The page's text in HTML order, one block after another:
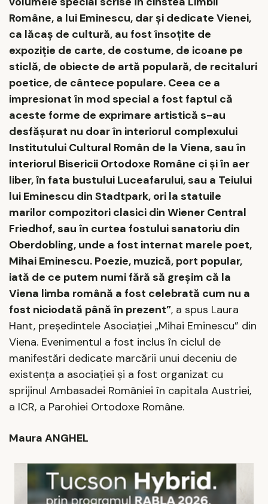
Române, a lui Eminescu, dar și dedicate Vienei,
ca lăcaș de cultură, au fost însoțite de
expoziție de carte, de costume, de icoane pe
sticlă, de obiecte de artă populară, de recitaluri
poetice, de cântece populare. Ceea ce a
impresionat în mod special a fost faptul că
aceste forme de exprimare artistică s-au
desfășurat nu doar în interiorul complexului
Institutului Cultural Român de la Viena, sau în
interiorul Bisericii Ortodoxe Române ci și în aer
liber, în fata bustului Luceafarului, sau a Teiului
lui Eminescu din Stadtpark, ori la statuile
marilor compozitori clasici din Wiener Central
Friedhof, sau în curtea fostului sanatoriu din
Oberdobling, unde a fost internat marele poet,
Mihai Eminescu. Poezie, muzică, port popular,
iată de ce putem numi fără să greșim că la
Viena limba română a fost celebrată cum nu a
fost niciodată până în prezent”, a spus Laura
Hant, președintele Asociației „Mihai Eminescu” din
Viena. Evenimentul a fost inclus în ciclul de
manifestări dedicate marcării unui deceniu de
existența a asociației și a fost organizat cu
sprijinul Ambasadei României în capitala Austriei,
a ICR, a Parohiei Ortodoxe Române.
Maura ANGHEL